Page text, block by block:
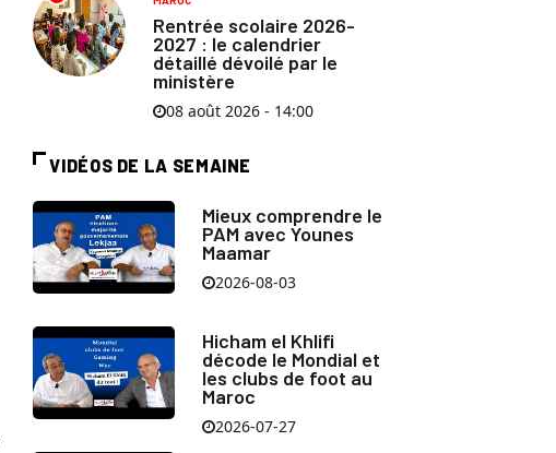
Rentrée scolaire 2026-
2027 : le calendrier
détaillé dévoilé par le
ministère
08 août 2026 - 14:00
VIDÉOS DE LA SEMAINE
Mieux comprendre le
PAM avec Younes
Maamar
2026-08-03
Hicham el Khlifi
décode le Mondial et
les clubs de foot au
Maroc
2026-07-27